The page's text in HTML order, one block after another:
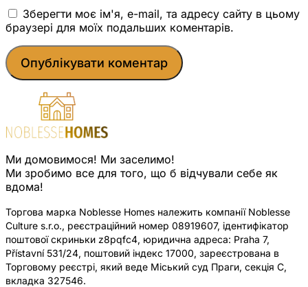
Зберегти моє ім'я, e-mail, та адресу сайту в цьому
браузері для моїх подальших коментарів.
Ми домовимося! Ми заселимо!
Ми зробимо все для того, що б відчували себе як
вдома!
Торгова марка Noblesse Homes належить компанії Noblesse
Culture s.r.o., реєстраційний номер 08919607, ідентифікатор
поштової скриньки z8pqfc4, юридична адреса: Praha 7,
Přístavní 531/24, поштовий індекс 17000, зареєстрована в
Торговому реєстрі, який веде Міський суд Праги, секція C,
вкладка 327546.